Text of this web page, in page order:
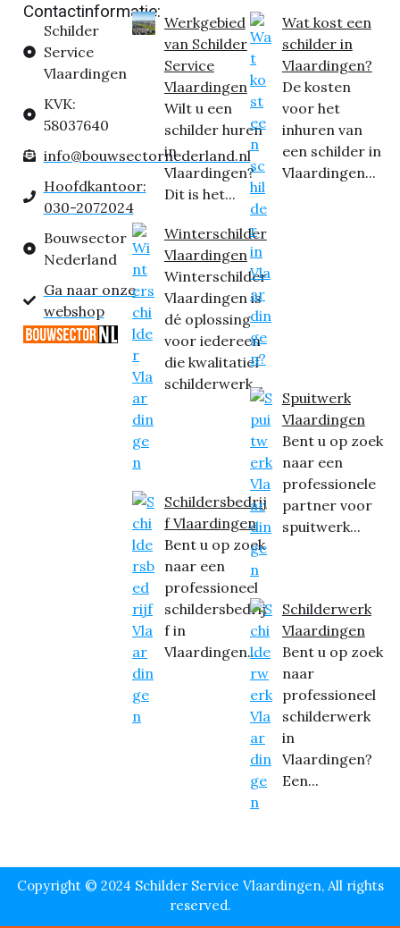
Contactinformatie:
Schilder
Service
Vlaardingen
KVK:
58037640
info@bouwsectornederland.nl
Hoofdkantoor:
030-2072024
Bouwsector
Nederland
Ga naar onze
webshop
Werkgebied
van Schilder
Service
Vlaardingen
Wilt u een
schilder huren
in
Vlaardingen?
Dit is het...
Winterschilder
Vlaardingen
Winterschilder
Vlaardingen is
dé oplossing
voor iedereen
die kwalitatief
schilderwerk...
Schildersbedrij
f Vlaardingen
Bent u op zoek
naar een
professioneel
schildersbedrij
f in
Vlaardingen...
Wat kost een
schilder in
Vlaardingen?
De kosten
voor het
inhuren van
een schilder in
Vlaardingen...
Spuitwerk
Vlaardingen
Bent u op zoek
naar een
professionele
partner voor
spuitwerk...
Schilderwerk
Vlaardingen
Bent u op zoek
naar
professioneel
schilderwerk
in
Vlaardingen?
Een...
Copyright © 2024 Schilder Service Vlaardingen, All rights
reserved.